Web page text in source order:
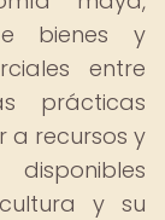
bienes y
entre
prácticas
a recursos y
y su